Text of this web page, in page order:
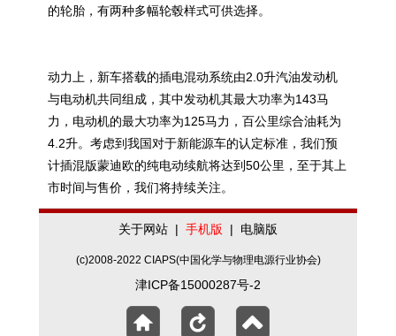
的轮胎，有两种多幅轮毂样式可供选择。
动力上，新车搭载的插电混动系统由2.0升汽油发动机
与电动机共同组成，其中发动机其最大功率为143马
力，电动机的最大功率为125马力，百公里综合油耗为
4.2升。考虑到我国对于新能源车的认定标准，我们预
计插混版蒙迪欧的纯电动续航将达到50公里，至于其上
市时间与售价，我们将持续关注。
关于网站 | 手机版 | 电脑版
(c)2008-2022 CIAPS(中国化学与物理电源行业协会)
津ICP备15000287号-2